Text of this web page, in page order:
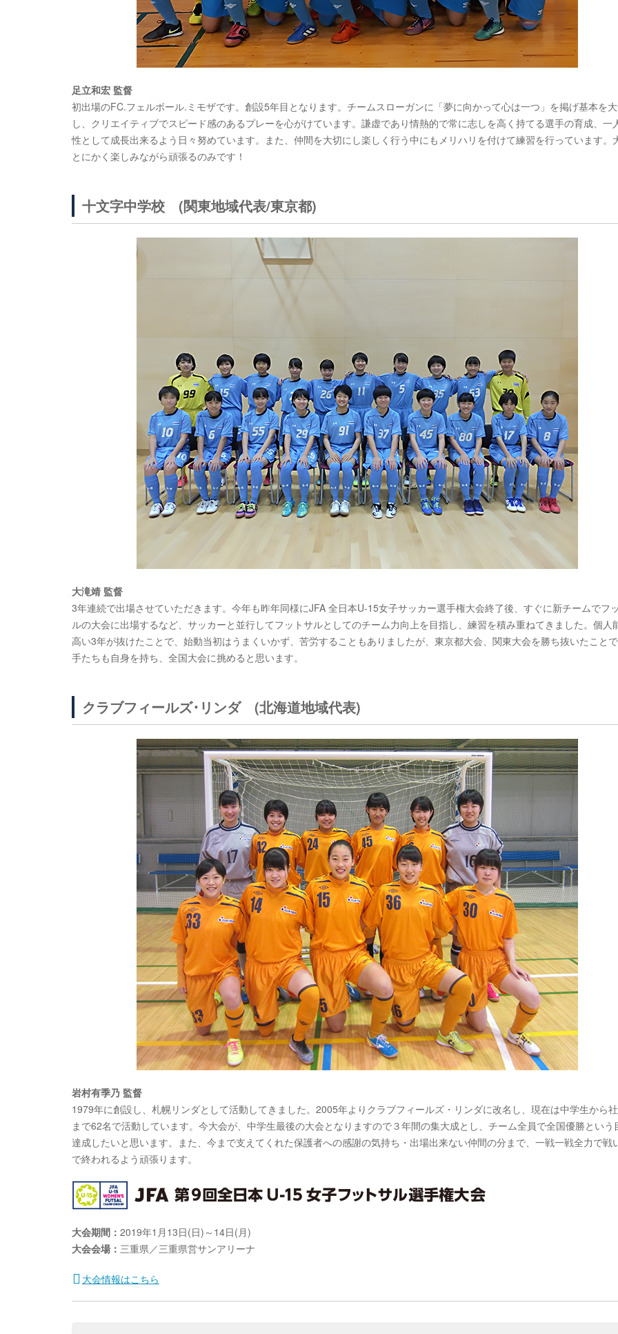
足立和宏 監督
初出場のFC.フェルボール.ミモザです。創設5年目となります。チームスローガンに「夢に向かって心は一つ」を掲げ基本を
し、クリエイティブでスピード感のあるプレーを心がけています。謙虚であり情熱的で常に志しを高く持てる選手の育成、一
性として成長出来るよう日々努めています。また、仲間を大切にし楽しく行う中にもメリハリを付けて練習を行っています。
とにかく楽しみながら頑張るのみです！
十文字中学校 (関東地域代表/東京都)
大滝靖 監督
3年連続で出場させていただきます。今年も昨年同様にJFA 全日本U-15女子サッカー選手権大会終了後、すぐに新チームでフ
ルの大会に出場するなど、サッカーと並行してフットサルとしてのチーム力向上を目指し、練習を積み重ねてきました。個人
高い3年が抜けたことで、始動当初はうまくいかず、苦労することもありましたが、東京都大会、関東大会を勝ち抜いたこと
手たちも自身を持ち、全国大会に挑めると思います。
クラブフィールズ･リンダ (北海道地域代表)
岩村有季乃 監督
1979年に創設し、札幌リンダとして活動してきました。2005年よりクラブフィールズ・リンダに改名し、現在は中学生から
まで62名で活動しています。今大会が、中学生最後の大会となりますので３年間の集大成とし、チーム全員で全国優勝という
達成したいと思います。また、今まで支えてくれた保護者への感謝の気持ち・出場出来ない仲間の分まで、一戦一戦全力で戦
で終われるよう頑張ります。
大会期間： 2019年1月13日(日)～14日(月)
大会会場： 三重県／三重県営サンアリーナ
大会情報はこちら